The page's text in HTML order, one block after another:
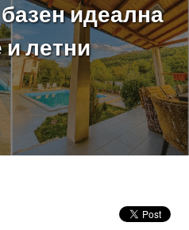
идеална
и летни